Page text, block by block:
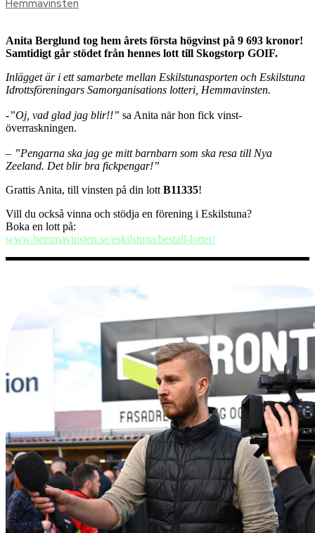
Hemmavinsten
Anita Berglund tog hem årets första högvinst på 9 693 kronor!
Samtidigt går stödet från hennes lott till Skogstorp GOIF.
Inlägget är i ett samarbete mellan Eskilstunasporten och Eskilstuna
Idrottsföreningars Samorganisations lotteri, Hemmavinsten.
-”Oj, vad glad jag blir!!” sa Anita när hon fick vinst-
överraskningen.
– ”Pengarna ska jag ge mitt barnbarn som ska resa till Nya
Zeeland. Det blir bra fickpengar!”
Grattis Anita, till vinsten på din lott B11335!
Vill du också vinna och stödja en förening i Eskilstuna?
Boka en lott på:
www.hemmavinsten.se/eskilstuna/bestall-lotter/